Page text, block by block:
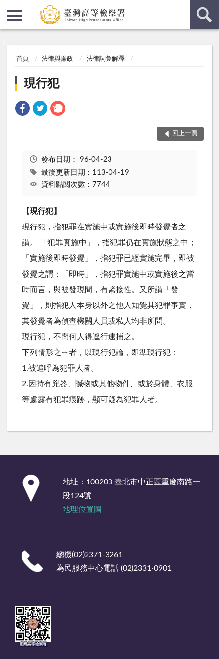
首頁 法律與廉政 法律詞彙解釋
現行犯
回上一頁
發布日期： 96-04-23
最後更新日期：113-04-19
資料點閱次數：7744
【現行犯】
現行犯，指犯罪在實施中或實施後即時發覺者之
謂。 「犯罪實施中」，指犯罪仍在實施狀態之中；
「實施後即時發覺」，指犯罪已經實施完畢，即被
發覺之謂；「即時」，指犯罪實施中或實施後之當
時而言，與被發現間，有緊接性。又所謂「發
覺」，則指犯人本身以外之他人知覺其犯罪事實，
其發覺者為偵查機關人員或私人均非所問。
現行犯，不問何人得逕行逮捕之。
下列情形之ㄧ者，以現行犯論，即準現行犯：
1.被追呼為犯罪人者。
2.因持有兇器、贓物或其他物件、或於身體、衣服
等處露有犯罪痕跡，顯可疑為犯罪人者。
地址：100203 臺北市中正區重慶南路一
段124號
地理位置圖
總機(02)2371-3261
為民服務中心電話 (02)2331-0901